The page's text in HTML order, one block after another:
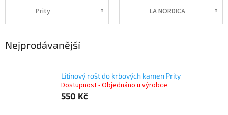
Prity LA NORDICA
Nejprodávanější
Litinový rošt do krbových kamen Prity
Dostupnost - Objednáno u výrobce
550 Kč